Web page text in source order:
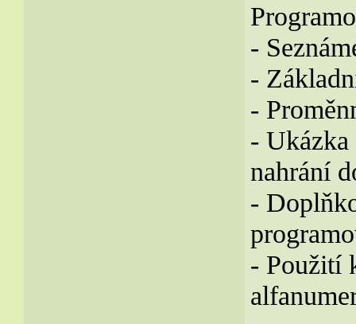
-
-
-
- Ukázka
nahrání
-
- Použití